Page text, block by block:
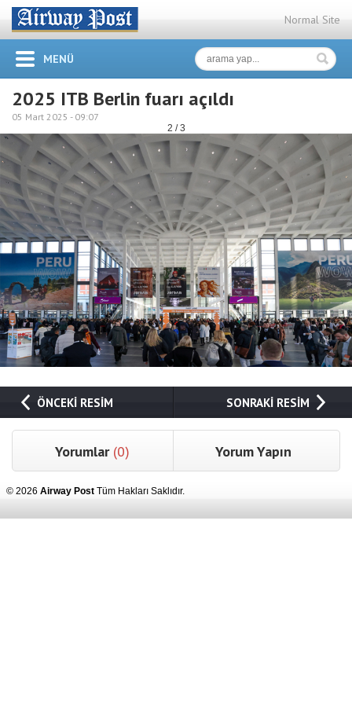
Normal Site
MENÜ
2025 ITB Berlin fuarı açıldı
05 Mart 2025 - 09:07
2 / 3
ÖNCEKİ RESİM SONRAKİ RESİM
Yorumlar (0) Yorum Yapın
© 2026 Airway Post Tüm Hakları Saklıdır.